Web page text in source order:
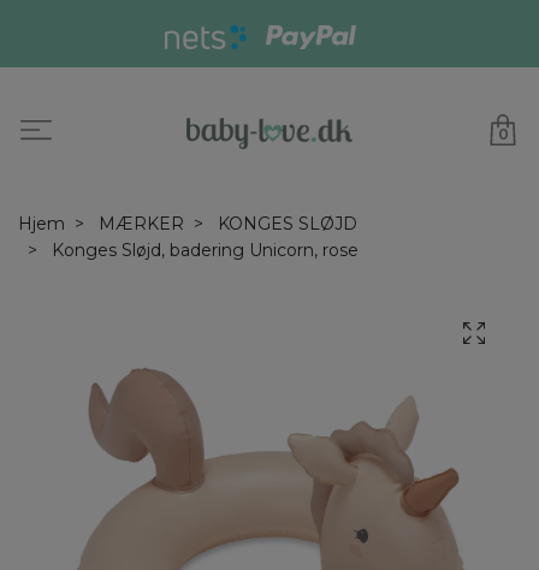
0
Hjem MÆRKER
KONGES SLØJD
Konges Sløjd, badering Unicorn, rose